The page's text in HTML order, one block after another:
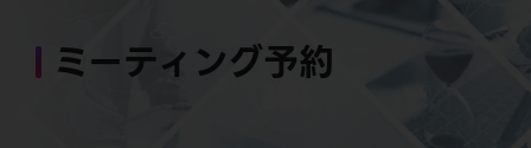
ミーティング予約